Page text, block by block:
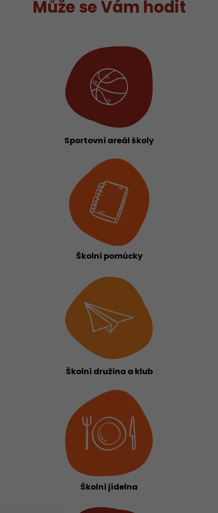
Může se Vám hodit
Sportovní areál školy
Školní pomůcky
Školní družina a klub
Školní jídelna